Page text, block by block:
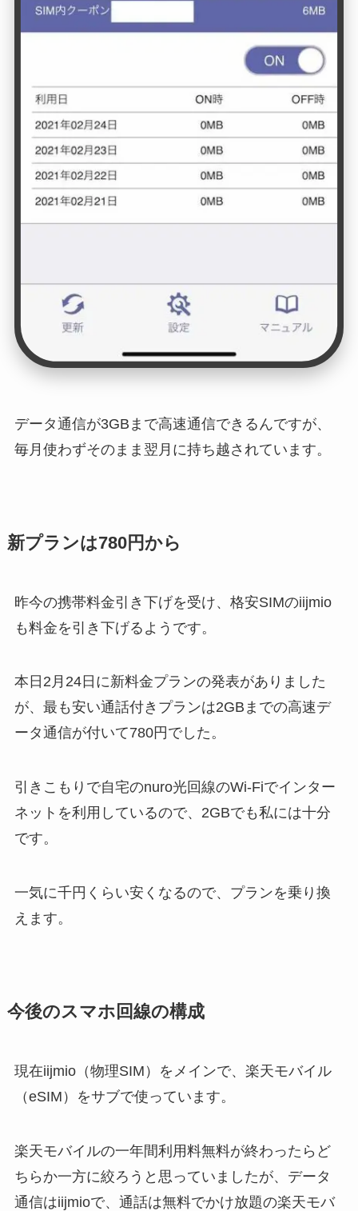
データ通信が3GBまで高速通信できるんですが、
毎月使わずそのまま翌月に持ち越されています。
新プランは780円から
昨今の携帯料金引き下げを受け、格安SIMのiijmio
も料金を引き下げるようです。
本日2月24日に新料金プランの発表がありました
が、最も安い通話付きプランは2GBまでの高速デ
ータ通信が付いて780円でした。
引きこもりで自宅のnuro光回線のWi-Fiでインター
ネットを利用しているので、2GBでも私には十分
です。
一気に千円くらい安くなるので、プランを乗り換
えます。
今後のスマホ回線の構成
現在iijmio（物理SIM）をメインで、楽天モバイル
（eSIM）をサブで使っています。
楽天モバイルの一年間利用料無料が終わったらど
ちらか一方に絞ろうと思っていましたが、データ
通信はiijmioで、通話は無料でかけ放題の楽天モバ